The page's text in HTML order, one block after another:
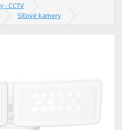
- CCTV
Síťové kamery